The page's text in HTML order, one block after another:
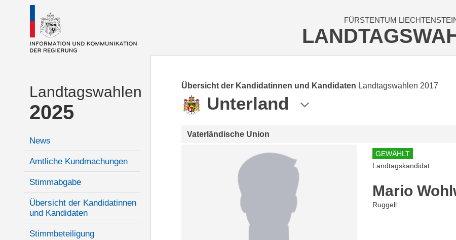
Landtagswahlen
2025
News
Amtliche Kundmachungen
Stimmabgabe
Übersicht der Kandidatinnen
und Kandidaten
Stimmbeteiligung
FÜRSTENTUM
Übersicht der Kandidatinnen und Kandidaten Landtagswahlen 2017
Unterland
Vaterländische Union
GEWÄHLT
Landtagskandidat
Mario
Ruggell